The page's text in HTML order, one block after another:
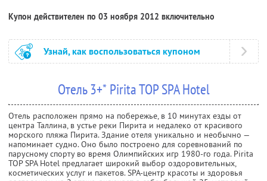
Купон действителен по 03 ноября 2012 включительно
Узнай, как воспользоваться купоном
Отель 3+* Pirita TOP SPA Hotel
Отель расположен прямо на побережье, в 10 минутах езды от
центра Таллина, в устье реки Пирита и недалеко от красивого
морского пляжа Пирита. Здание отеля уникально и необычно —
напоминает судно. Оно было построено для соревнований по
парусному спорту во время Олимпийских игр 1980-го года. Pirita
TOP SPA Hotel предлагает широкий выбор оздоровительных,
косметических услуг и пакетов. SPA-центр красоты и здоровья